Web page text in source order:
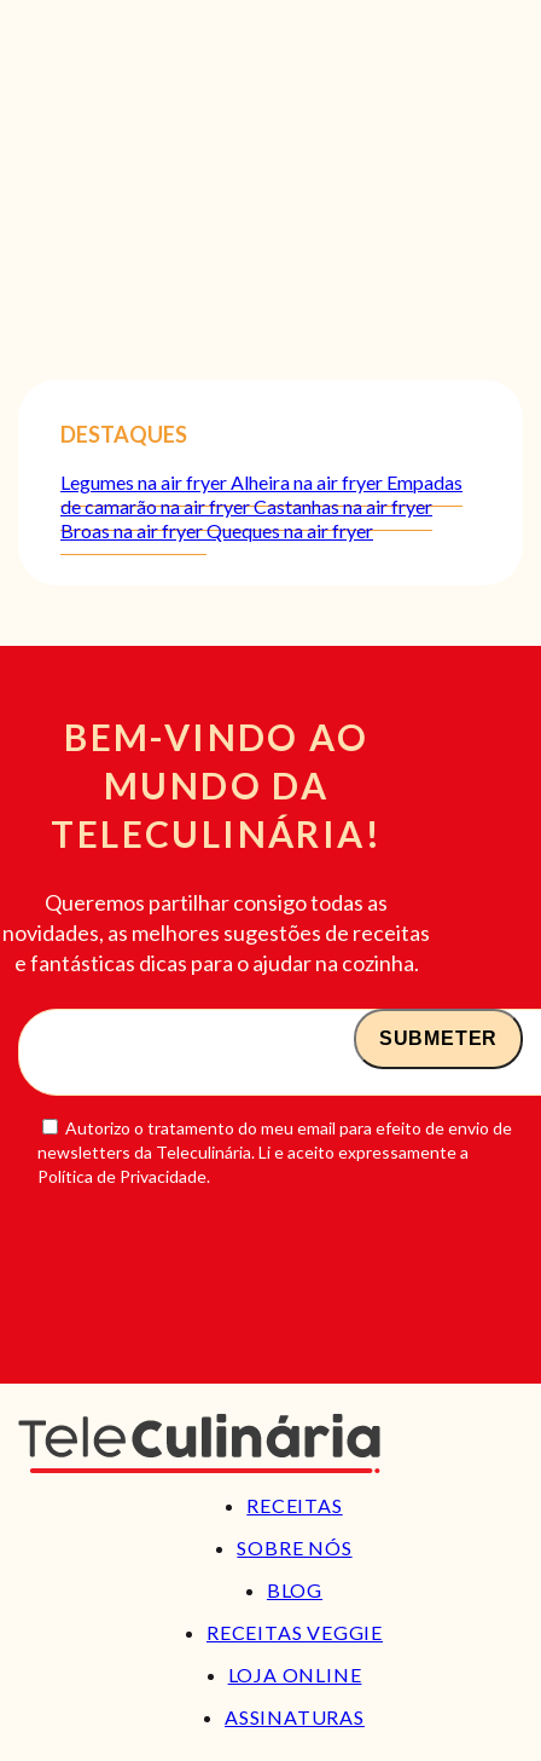
DESTAQUES
Legumes na air fryer Alheira na air fryer Empadas
de camarão na air fryerCastanhas na air fryer
Broas na air fryerQueques na air fryer
BEM-VINDO AO
MUNDO DA
TELECULINÁRIA!
Queremos partilhar consigo todas as
novidades, as melhores sugestões de receitas
e fantásticas dicas para o ajudar na cozinha.
Autorizo o tratamento do meu email para efeito de envio de
newsletters da Teleculinária. Li e aceito expressamente a
Política de Privacidade.
RECEITAS
SOBRE NÓS
BLOG
RECEITAS VEGGIE
LOJA ONLINE
ASSINATURAS